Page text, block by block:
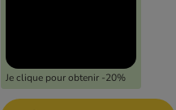
Je clique pour obtenir -20%